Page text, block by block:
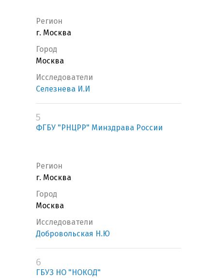
Регион
г. Москва
Город
Москва
Исследователи
Селезнева И.И
5
ФГБУ "РНЦРР" Минздрава России
Регион
г. Москва
Город
Москва
Исследователи
Добровольская Н.Ю
6
ГБУЗ НО "НОКОД"